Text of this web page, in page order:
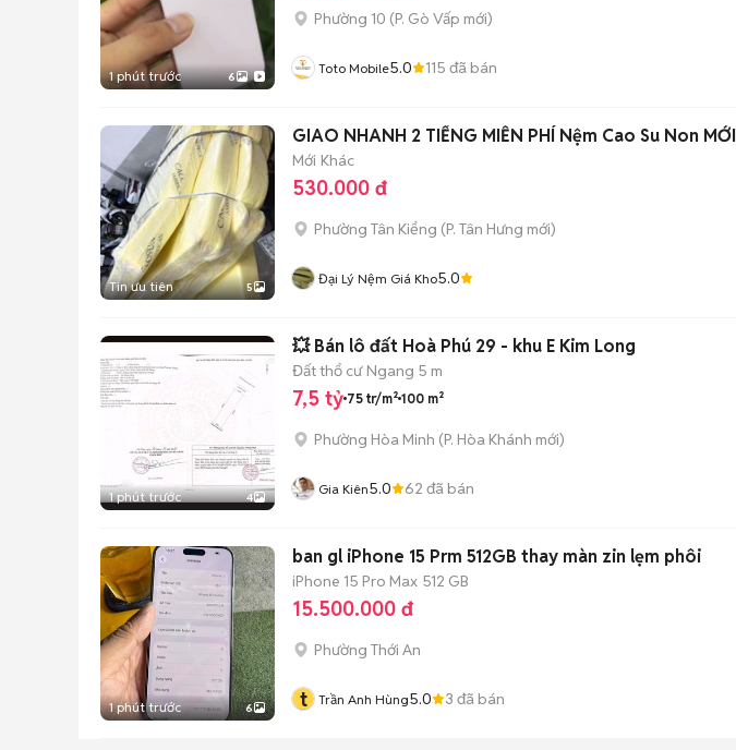
1 phút trước 6
Phường 10 (P. Gò Vấp mới)
Toto Mobile5.0 115 đã bán
Tin ưu tiên 5
GIAO NHANH 2 TIẾNG MIỄN PHÍ Nệm Cao Su Non MỚI
Mới Khác
530.000 đ
Phường Tân Kiểng (P. Tân Hưng mới)
Đại Lý Nệm Giá Kho5.0
1 phút trước 4
💥 Bán lô đất Hoà Phú 29 - khu E Kim Long
Đất thổ cư Ngang 5 m
7,5 tỷ 75 tr/m² 100 m²
Phường Hòa Minh (P. Hòa Khánh mới)
Gia Kiên5.0 62 đã bán
1 phút trước 6
ban gl iPhone 15 Prm 512GB thay màn zin lẹm phôi
iPhone 15 Pro Max 512 GB
15.500.000 đ
Phường Thới An
t Trần Anh Hùng5.0 3 đã bán